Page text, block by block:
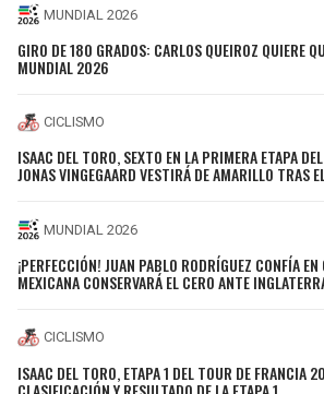
MUNDIAL 2026
GIRO DE 180 GRADOS: CARLOS QUEIROZ QUIERE
MUNDIAL 2026
CICLISMO
ISAAC DEL TORO, SEXTO EN LA PRIMERA ETAPA
JONAS VINGEGAARD VESTIRÁ DE AMARILLO TRAS
MUNDIAL 2026
¡PERFECCIÓN! JUAN PABLO RODRÍGUEZ CONFÍA EN
MEXICANA CONSERVARÁ EL CERO ANTE
CICLISMO
ISAAC DEL TORO, ETAPA 1 DEL TOUR DE FRANCIA